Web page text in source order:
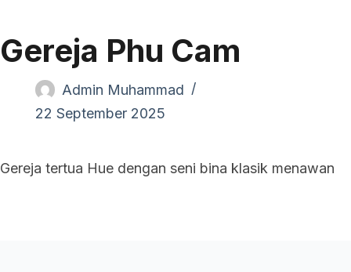
Gereja Phu Cam
Admin Muhammad
22 September 2025
Gereja tertua Hue dengan seni bina klasik menawan